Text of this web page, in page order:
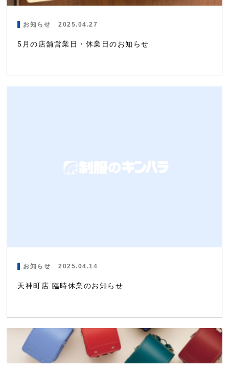
お知らせ 2025.04.27
5月の店舗営業日・休業日のお知らせ
お知らせ 2025.04.14
天神町店 臨時休業のお知らせ